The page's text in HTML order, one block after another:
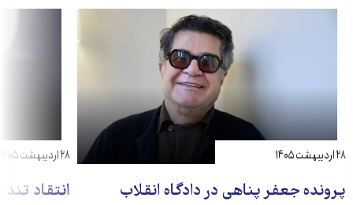
پرونده جعفر پناهی در دادگاه انقلاب
۲۸ اردیبهشت ۱۴۰۵
انتقاد
۲۸ اردیبهشت ۱۴۰۵